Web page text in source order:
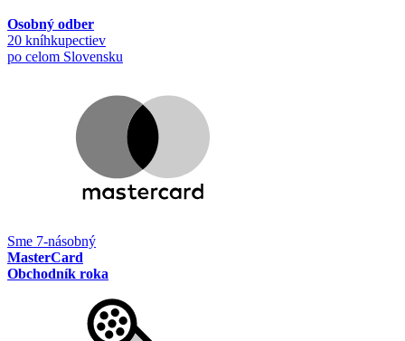
Osobný odber
20 kníhkupectiev
po celom Slovensku
Sme 7-násobný
MasterCard
Obchodník roka